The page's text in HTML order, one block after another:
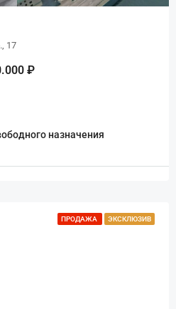
17
₽
назначения
ПРОДАЖА ЭКСКЛЮЗИВ